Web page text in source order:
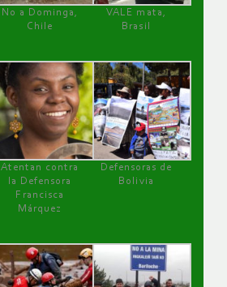
No a Dominga,
Chile
VALE mata,
Brasil
Atentan contra
la Defensora
Francisca
Márquez
Defensoras de
Bolivia